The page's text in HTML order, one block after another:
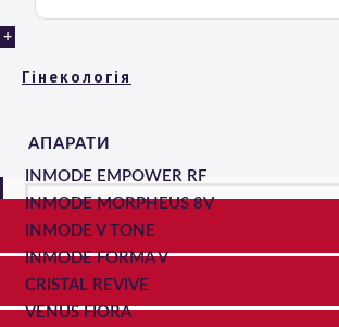
+
Гінекологія
АПАРАТИ
INMODE EMPOWER RF
INMODE MORPHEUS 8V
INMODE V TONE
INMODE FORMA V
CRISTAL REVIVE
VENUS FIORA